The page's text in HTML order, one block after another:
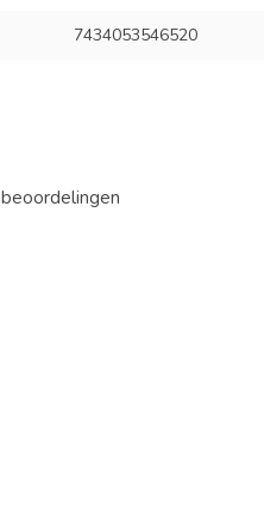
7434053546520
beoordelingen